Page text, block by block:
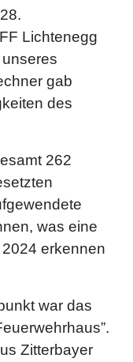
Lichtenegg
gab
des
262
was eine
erkennen
war das
Zitterbayer